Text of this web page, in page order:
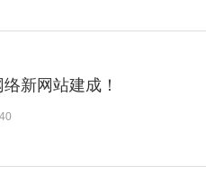
新网站建成！